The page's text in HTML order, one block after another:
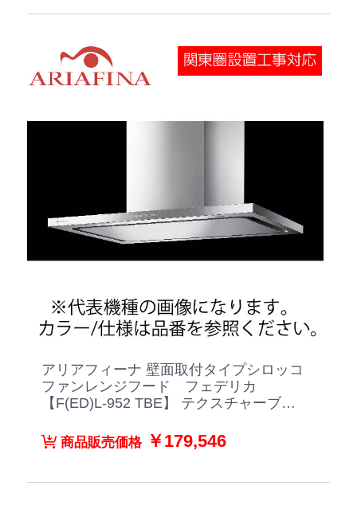
アリアフィーナ 壁面取付タイプシロッコ
ファンレンジフード フェデリカ
【F(ED)L-952 TBE】 テクスチャーブル
商品販売価格￥179,546